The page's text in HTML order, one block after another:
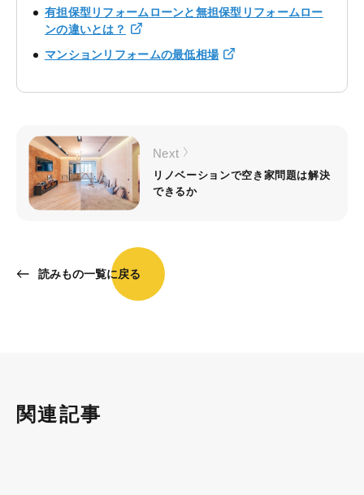
有担保型リフォームローンと無担保型リフォームロー
ンの違いとは？
マンションリフォームの最低相場
読みもの一覧に戻る
Next
リノベーションで空き家問題は解決
できるか
関連記事